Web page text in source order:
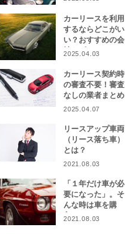
カーリースを利用
するならどこがい
い？おすすめの会
社をピックアッ
2025.04.03
カーリース契約時
の審査不要！審査
なしの業者まとめ
2025.04.07
リースアップ車両
（リース落ち車）
とは？
2021.08.03
「１年だけ車が必
要になった」。そ
んな時は車を購
入？カーリース？
2021.08.03